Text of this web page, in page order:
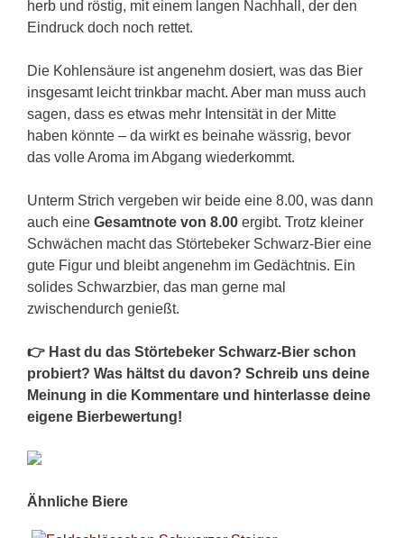
herb und röstig, mit einem langen Nachhall, der den
Eindruck doch noch rettet.
Die Kohlensäure ist angenehm dosiert, was das Bier
insgesamt leicht trinkbar macht. Aber man muss auch
sagen, dass es etwas mehr Intensität in der Mitte
haben könnte – da wirkt es beinahe wässrig, bevor
das volle Aroma im Abgang wiederkommt.
Unterm Strich vergeben wir beide eine 8.00, was dann
auch eine Gesamtnote von 8.00 ergibt. Trotz kleiner
Schwächen macht das Störtebeker Schwarz-Bier eine
gute Figur und bleibt angenehm im Gedächtnis. Ein
solides Schwarzbier, das man gerne mal
zwischendurch genießt.
👉 Hast du das Störtebeker Schwarz-Bier schon
probiert? Was hältst du davon? Schreib uns deine
Meinung in die Kommentare und hinterlasse deine
eigene Bierbewertung!
Ähnliche Biere